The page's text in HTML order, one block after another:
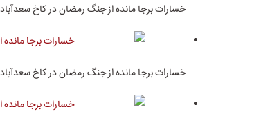
خسارات برجا مانده از جنگ رمضان در کاخ سعدآباد
خسارات برجا مانده از جنگ رمضان در کاخ سعدآباد